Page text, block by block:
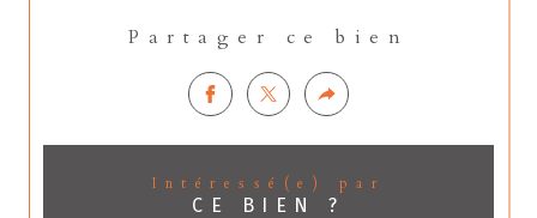
Partager ce bien
Intéressé(e) par
CE BIEN ?